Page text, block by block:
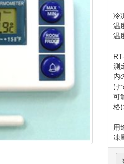
冷
温
温
測
内
け
可
格
用
凍